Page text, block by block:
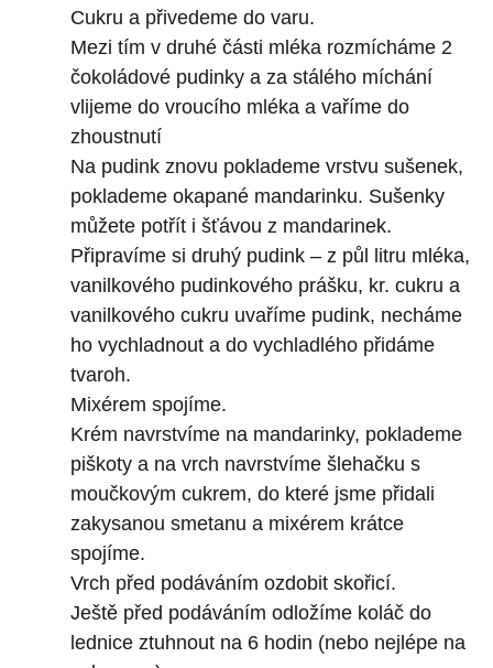
Cukru a přivedeme do varu.
Mezi tím v druhé části mléka rozmícháme 2
čokoládové pudinky a za stálého míchání
vlijeme do vroucího mléka a vaříme do
zhoustnutí
Na pudink znovu poklademe vrstvu sušenek,
poklademe okapané mandarinku. Sušenky
můžete potřít i šťávou z mandarinek.
Připravíme si druhý pudink – z půl litru mléka,
vanilkového pudinkového prášku, kr. cukru a
vanilkového cukru uvaříme pudink, necháme
ho vychladnout a do vychladlého přidáme
tvaroh.
Mixérem spojíme.
Krém navrstvíme na mandarinky, poklademe
piškoty a na vrch navrstvíme šlehačku s
moučkovým cukrem, do které jsme přidali
zakysanou smetanu a mixérem krátce
spojíme.
Vrch před podáváním ozdobit skořicí.
Ještě před podáváním odložíme koláč do
lednice ztuhnout na 6 hodin (nebo nejlépe na